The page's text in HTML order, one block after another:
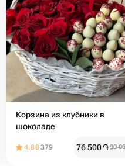
Корзина из клубники в
шоколаде
4.88379 76 500֏90